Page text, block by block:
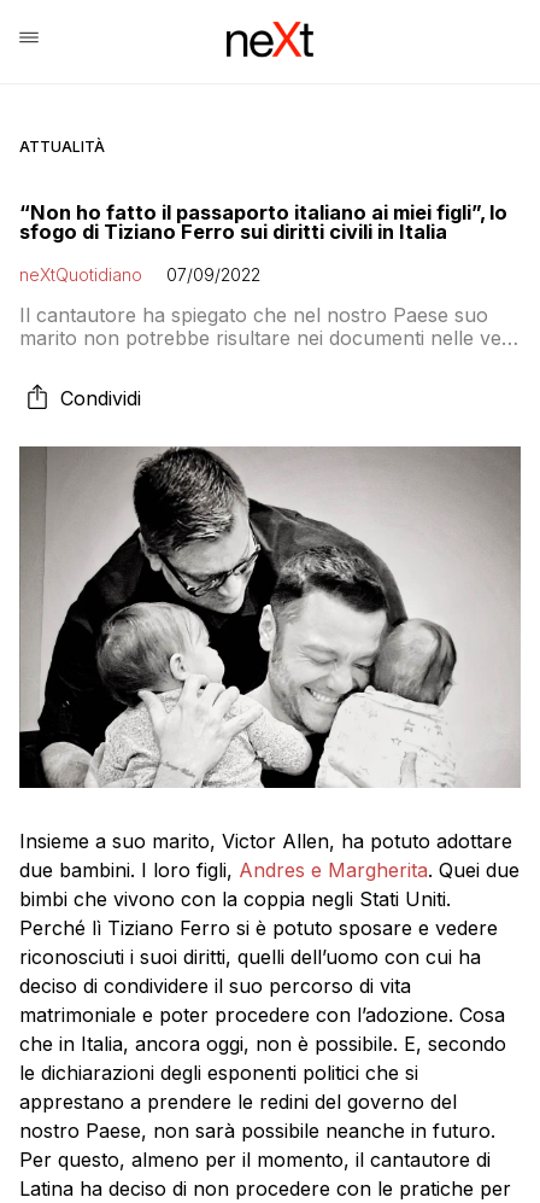
ATTUALITÀ
“Non ho fatto il passaporto italiano ai miei figli”, lo
sfogo di Tiziano Ferro sui diritti civili in Italia
neXtQuotidiano 07/09/2022
Il cantautore ha spiegato che nel nostro Paese suo
marito non potrebbe risultare nei documenti nelle vesti
Condividi
Insieme a suo marito, Victor Allen, ha potuto adottare
due bambini. I loro figli, Andres e Margherita. Quei due
bimbi che vivono con la coppia negli Stati Uniti.
Perché lì Tiziano Ferro si è potuto sposare e vedere
riconosciuti i suoi diritti, quelli dell’uomo con cui ha
deciso di condividere il suo percorso di vita
matrimoniale e poter procedere con l’adozione. Cosa
che in Italia, ancora oggi, non è possibile. E, secondo
le dichiarazioni degli esponenti politici che si
apprestano a prendere le redini del governo del
nostro Paese, non sarà possibile neanche in futuro.
Per questo, almeno per il momento, il cantautore di
Latina ha deciso di non procedere con le pratiche per